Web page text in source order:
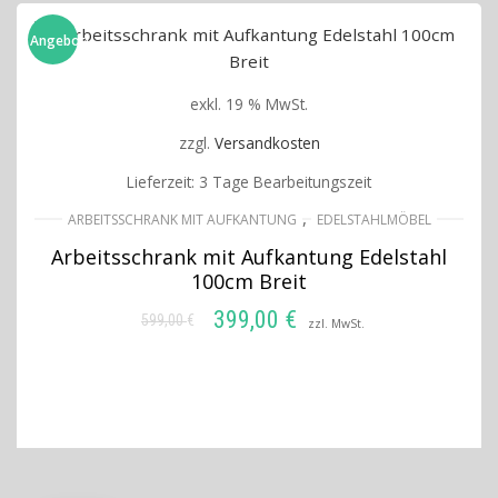
Angebot!
exkl. 19 % MwSt.
zzgl. Versandkosten
Lieferzeit: 3 Tage Bearbeitungszeit
ARBEITSSCHRANK MIT AUFKANTUNG , EDELSTAHLMÖBEL
Arbeitsschrank mit Aufkantung Edelstahl
100cm Breit
599,00€
Ursprünglicher
399,00 €
Aktueller
zzl. MwSt.